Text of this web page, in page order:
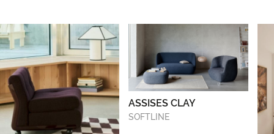
ASSISES CLAY
SOFTLINE